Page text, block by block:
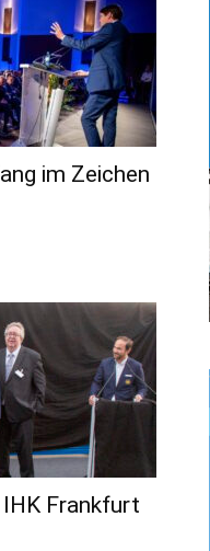
im Zeichen
Frankfurt